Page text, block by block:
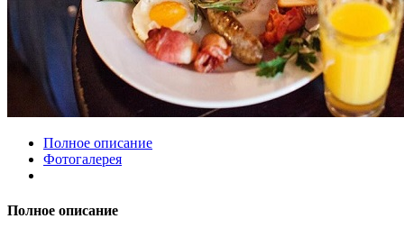
Полное описание
Фотогалерея
Полное описание